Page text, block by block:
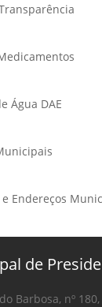
Água DAE
Endereços
de
Barbosa, nº